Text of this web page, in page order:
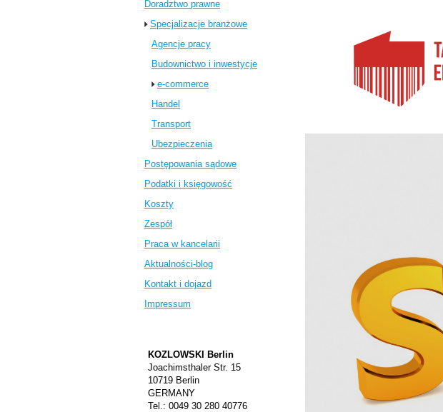
Doradztwo prawne
Specjalizacje branżowe
Agencje pracy
Budownictwo i inwestycje
e-commerce
Handel
Transport
Ubezpieczenia
Postępowania sądowe
Podatki i księgowość
Koszty
Zespół
Praca w kancelarii
Aktualności-blog
Kontakt i dojazd
Impressum
KOZLOWSKI Berlin
Joachimsthaler Str. 15
10719 Berlin
GERMANY
Tel.: 0049 30 280 40776